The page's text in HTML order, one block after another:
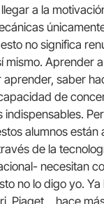
a la
no significa
mismo. Aprender
saber
de
alumnos están
de la
necesitan
no lo digo yo. Ya
Piaget… hace